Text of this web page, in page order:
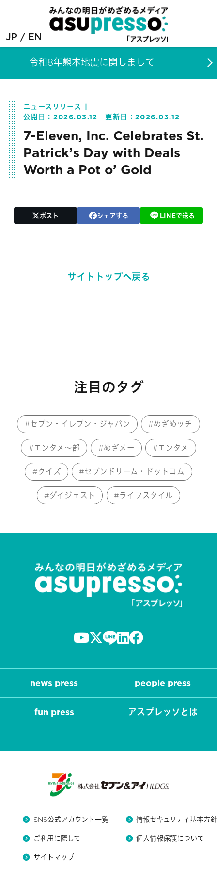
JP EN
令和8年熊本地震に関しまして
ニュースリリース
公開日： 2026.03.12 更新日：2026.03.12
7-Eleven, Inc. Celebrates St.
Patrick’s Day with Deals
Worth a Pot o’ Gold
ポスト シェアする LINEで送る
サイトトップへ戻る
注目のタグ
セブン‐イレブン・ジャパン めざめッチ
エンタメ～部 めざメー エンタメ
クイズ セブンドリーム・ドットコム
ダイジェスト ライフスタイル
news press people press
fun press アスプレッソとは
SNS公式アカウント一覧 情報セキュリティ基本方針
ご利用に際して 個人情報保護について
サイトマップ